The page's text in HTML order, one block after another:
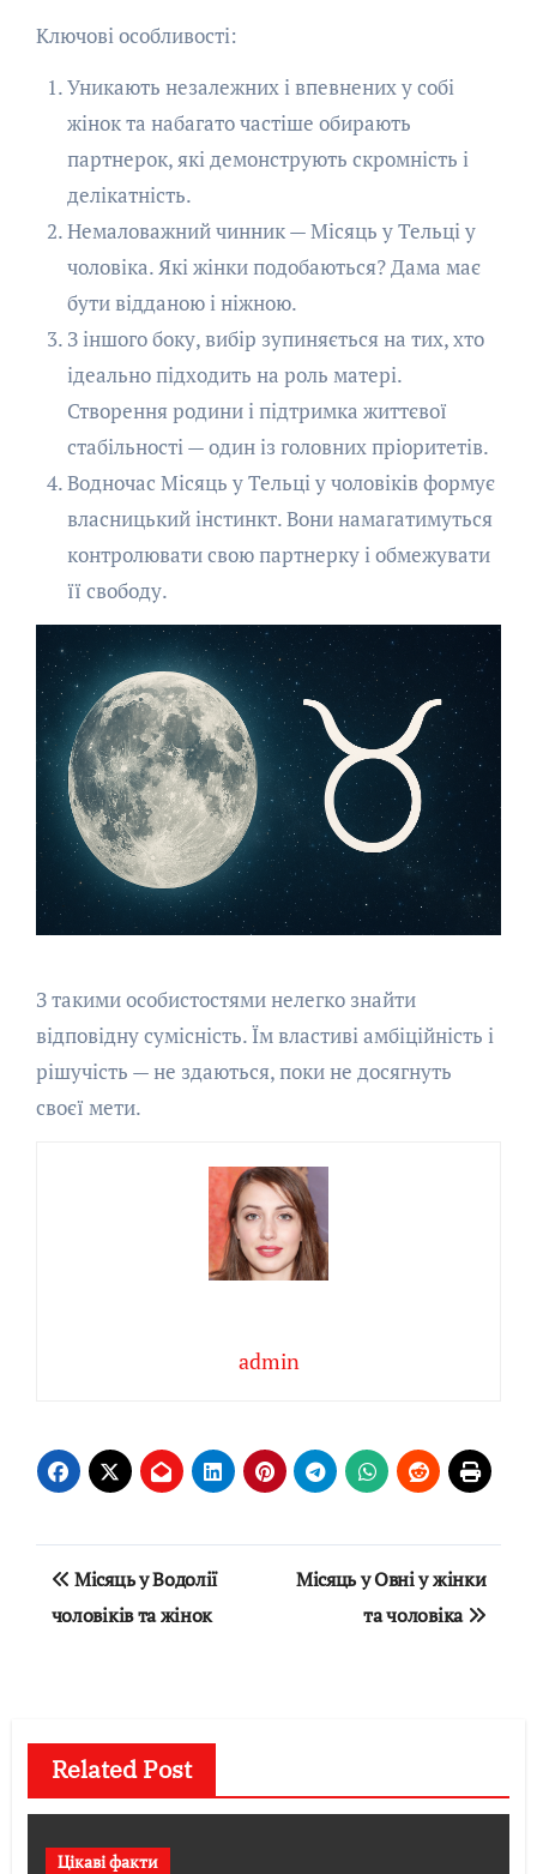
Ключові особливості:
Уникають незалежних і впевнених у собі
жінок та набагато частіше обирають
партнерок, які демонструють скромність і
делікатність.
Немаловажний чинник — Місяць у Тельці у
чоловіка. Які жінки подобаються? Дама має
бути відданою і ніжною.
З іншого боку, вибір зупиняється на тих, хто
ідеально підходить на роль матері.
Створення родини і підтримка життєвої
стабільності — один із головних пріоритетів.
Водночас Місяць у Тельці у чоловіків формує
власницький інстинкт. Вони намагатимуться
контролювати свою партнерку і обмежувати
її свободу.
З такими особистостями нелегко знайти
відповідну сумісність. Їм властиві амбіційність і
рішучість — не здаються, поки не досягнуть
своєї мети.
admin
Навігація
записів
Місяць у Водолії
чоловіків та жінок
Місяць у Овні у жінки
та чоловіка
Related Post
Цікаві факти